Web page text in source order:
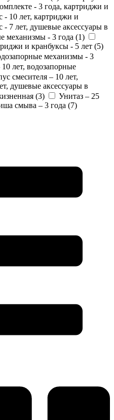
- 3 года, картриджи и
- 10 лет, картриджи и
- 7 лет, душевые аксессуары в
механизмы - 3 года (1)
и кранбуксы - 5 лет (5)
механизмы - 3
лет, водозапорные
смесителя – 10 лет,
душевые аксессуары в
(3)
Унитаз – 25
смыва – 3 года (7)